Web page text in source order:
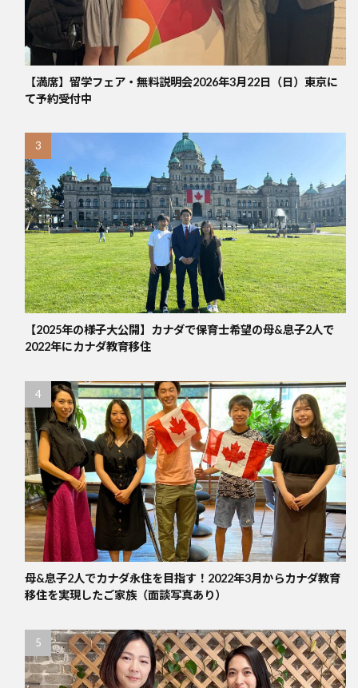
【満席】留学フェア・無料説明会2026年3月22日（日）東京に
て予約受付中
【2025年の様子大公開】カナダで保育士希望の母&息子2人で
2022年にカナダ教育移住
母&息子2人でカナダ永住を目指す！2022年3月からカナダ教育
移住を実現したご家族（面談写真あり）